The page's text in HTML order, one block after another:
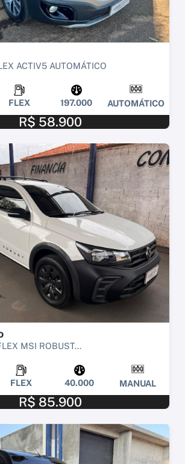
ACTIV5 AUTOMÁTICO
FLEX 197.000 AUTOMÁTICO
R$ 58.900
MSI ROBUST...
FLEX 40.000 MANUAL
R$ 85.900